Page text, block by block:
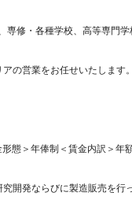
専修・各種学校、高等専門
の営業をお任せいたしま
態＞年俸制＜賃金内訳＞年
開発ならびに製造販売を